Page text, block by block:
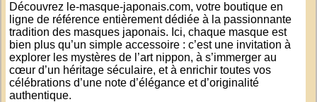
Découvrez le-masque-japonais.com, votre boutique en
ligne de référence entièrement dédiée à la passionnante
tradition des masques japonais. Ici, chaque masque est
bien plus qu’un simple accessoire : c’est une invitation à
explorer les mystères de l’art nippon, à s’immerger au
cœur d’un héritage séculaire, et à enrichir toutes vos
célébrations d’une note d’élégance et d’originalité
authentique.